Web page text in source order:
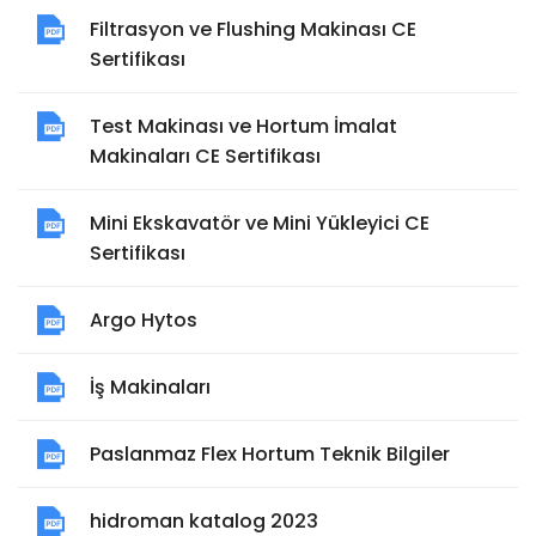
Filtrasyon ve Flushing Makinası CE
Sertifikası
Test Makinası ve Hortum İmalat
Makinaları CE Sertifikası
Mini Ekskavatör ve Mini Yükleyici CE
Sertifikası
Argo Hytos
İş Makinaları
Paslanmaz Flex Hortum Teknik Bilgiler
hidroman katalog 2023